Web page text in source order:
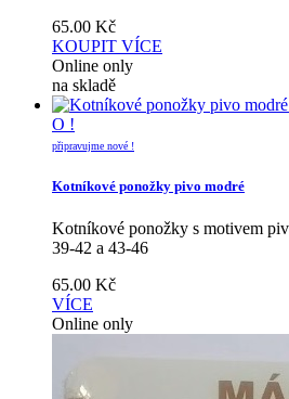
65.00 Kč
KOUPIT VÍCE
Online only
na skladě
O !
připravujme nové !
Kotníkové ponožky pivo modré
Kotníkové ponožky s motivem
39-42 a 43-46
65.00 Kč
VÍCE
Online only